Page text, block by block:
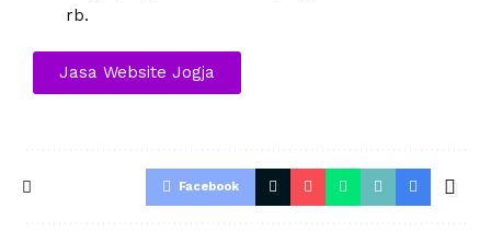
rb.
Jasa Website Jogja
Facebook